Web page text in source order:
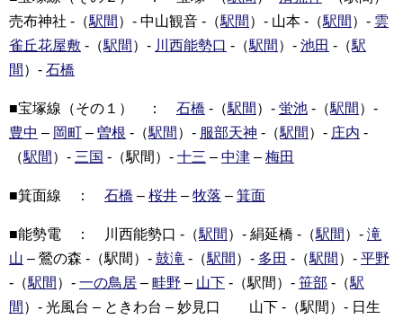
売布神社 -（駅間 ）- 中山観音 -（駅間 ）- 山本 -（駅間 ）- 雲
雀丘花屋敷 -（駅間 ）- 川西能勢口 -（駅間 ）- 池田 -（駅
間 ）- 石橋
■宝塚線（その１） ： 石橋 -（駅間 ）- 蛍池 -（駅間 ）-
豊中 – 岡町 – 曽根 -（駅間 ）- 服部天神 -（駅間 ）- 庄内 -
（駅間 ）- 三国 -（駅間）- 十三 – 中津 – 梅田
■箕面線 ： 石橋 – 桜井 – 牧落 – 箕面
■能勢電 ： 川西能勢口 -（駅間 ）- 絹延橋 -（駅間 ）- 滝
山 – 鶯の森 -（駅間）- 鼓滝 -（駅間 ）- 多田 -（駅間 ）- 平野
-（駅間 ）- 一の鳥居 – 畦野 – 山下 -（駅間）- 笹部 -（駅
間 ）- 光風台 – ときわ台 – 妙見口 山下 -（駅間）- 日生